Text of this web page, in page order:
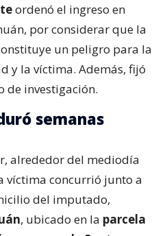
ordenó el ingreso en
por considerar que la
un peligro para la
y la víctima. Además, fijó
de investigación.
semanas
alrededor del mediodía
víctima concurrió junto a
del imputado,
, ubicado en la parcela